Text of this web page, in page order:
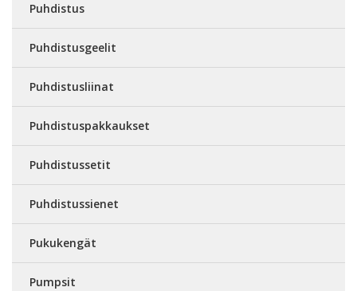
Puhdistus
Puhdistusgeelit
Puhdistusliinat
Puhdistuspakkaukset
Puhdistussetit
Puhdistussienet
Pukukengät
Pumpsit